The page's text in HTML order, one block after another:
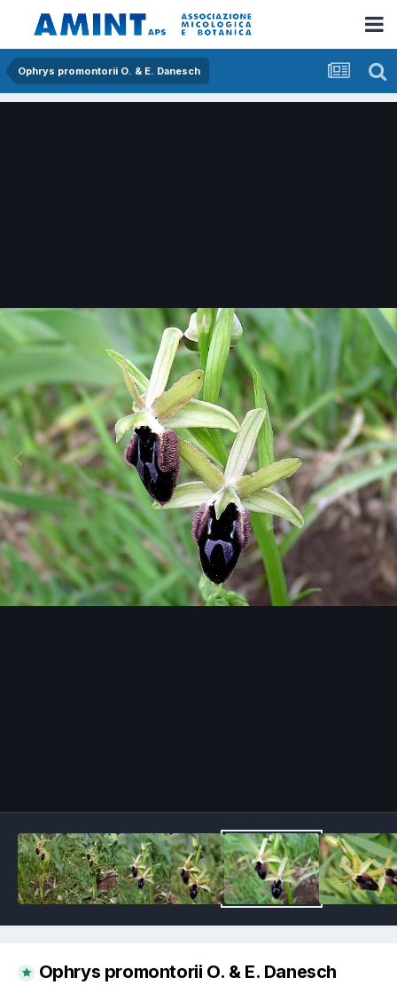
Ophrys promontorii O. & E. Danesch
Ophrys promontorii O. & E. Danesch